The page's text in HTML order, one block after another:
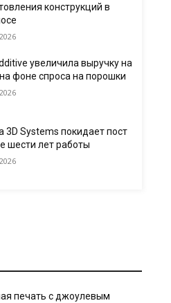
конструкций в
увеличила выручку на
фоне спроса на порошки
3D Systems покидает пост
шести лет работы
печать с джоулевым